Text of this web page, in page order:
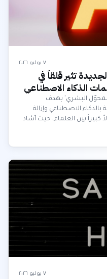
٧ يوليو ٢٠٢٦
تثير قلقاً في
الذكاء الاصطناعي
البشري' بهدف
بالذكاء الاصطناعي وإزالة
كبيراً بين العلماء، حيث أشاد
العميق بشأن تداعياتها
٧ يوليو ٢٠٢٦